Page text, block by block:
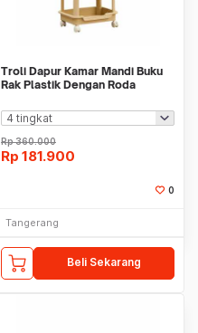
Troli Dapur Kamar Mandi Buku
Rak Plastik Dengan Roda
Rp360.000
Rp 181.900
0
Tangerang
Beli Sekarang